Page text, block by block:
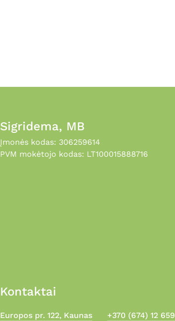
Sigridema, MB
Įmonės kodas: 306259614
PVM mokėtojo kodas: LT100015888716
Kontaktai
Europos pr. 122, Kaunas +370 (674) 12 659